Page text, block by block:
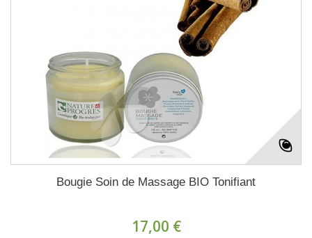
Bougie Soin de Massage BIO Tonifiant
17,00 €